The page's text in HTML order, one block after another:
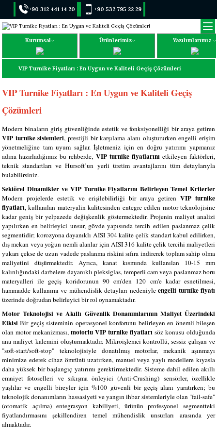
+90 312 441 14 20 +90 532 795 22 29
Kurumsal Ürünlerimiz Yazılımlarımız
VIP Turnike Fiyatları : En Uygun ve Kaliteli Geçiş Çözümleri
VIP Turnike Fiyatları : En Uygun ve Kaliteli Geçiş
Çözümleri
Modern binaların giriş güvenliğinde estetik ve fonksiyonelliği bir araya getiren
VIP turnike sistemleri, prestijli bir karşılama alanı oluştururken engelli erişim
yönetmeliğine tam uyum sağlar. İşletmeniz için en doğru yatırımı yapmanız
adına hazırladığımız bu rehberde, VIP turnike fiyatlarınıetkileyen faktörleri,
teknik standartları ve Hursoft’un yerli üretim avantajlarını tüm detaylarıyla
bulabilirsiniz.
Sektörel Dinamikler ve VIP Turnike Fiyatlarını Belirleyen Temel Kriterler
Modern projelerde estetik ve erişilebilirliği bir araya getiren VIP turnike
fiyatları, kullanılan materyalin kalitesinden entegre edilen motor teknolojisine
kadar geniş bir yelpazede değişkenlik göstermektedir. Projenin maliyet analizi
yapılırken en belirleyici unsur, gövde yapısında tercih edilen paslanmaz çelik
segmentidir; korozyona dayanıklı AISI 304 kalite çelik standart kabul edilirken,
dış mekan veya yoğun nemli alanlar için AISI 316 kalite çelik tercihi maliyetleri
yukarı çekse de uzun vadede paslanma riskini sıfıra indirerek toplam sahip olma
maliyetini düşürmektedir. Ayrıca, kanat kısmında kullanılan 10-15 mm
kalınlığındaki darbelere dayanıklı pleksiglas, temperli cam veya paslanmaz boru
materyalleri ile geçiş koridorunun 90 cm'den 120 cm'e kadar esnetilmesi,
hammadde kullanımı ve mühendislik detayları nedeniyle engelli turnike fiyatı
üzerinde doğrudan belirleyici bir rol oynamaktadır.
Motor Teknolojisi ve Akıllı Güvenlik Donanımlarının Maliyet Üzerindeki
Etkisi Bir geçiş sisteminin operasyonel konforunu belirleyen en önemli bileşen
olan motor mekanizması, motorlu VIP turnike fiyatları söz konusu olduğunda
ana maliyet kalemini oluşturmaktadır. Mikroişlemci kontrollü, sessiz çalışan ve
"soft-start/soft-stop" teknolojisiyle donatılmış motorlar, mekanik aşınmayı
minimize ederek cihaz ömrünü uzatırken, manuel veya yaylı modellere kıyasla
daha yüksek bir başlangıç yatırımı gerektirmektedir. Sisteme dahil edilen akıllı
emniyet fotoselleri ve sıkışma önleyici (Anti-Crushing) sensörler, özellikle
yaşlılar ve engelli bireyler için %100 güvenli bir geçiş alanı yaratırken; bu
teknolojik donanımların hassasiyeti ve yangın ihbar sistemleriyle olan "fail-safe"
(otomatik açılma) entegrasyon kabiliyeti, ürünün profesyonel segmentteki
fiyatlandırmasını şekillendiren temel mühendislik unsurları arasında yer
almaktadır.